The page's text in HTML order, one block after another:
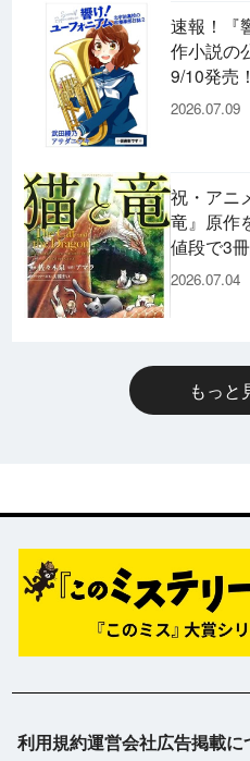
速報！『
作小説の
9/10発売！！ 久美子たち
た後の書
2026.07.09
祝・アニ
竜』原作
値段で3
スパック
2026.07.04
もっと
利用規約運営会社広告掲載に